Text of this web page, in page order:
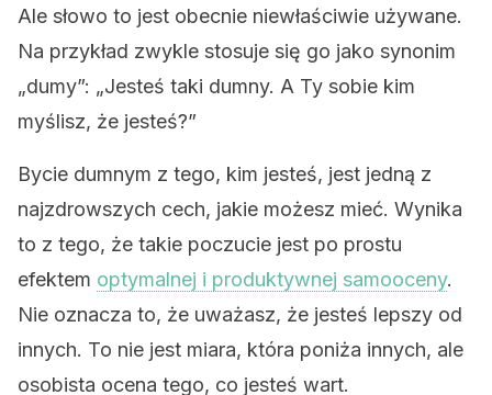
Ale słowo to jest obecnie niewłaściwie używane.
Na przykład zwykle stosuje się go jako synonim
„dumy”: „Jesteś taki dumny. A Ty sobie kim
myślisz, że jesteś?”
Bycie dumnym z tego, kim jesteś, jest jedną z
najzdrowszych cech, jakie możesz mieć. Wynika
to z tego, że takie poczucie jest po prostu
efektem optymalnej i produktywnej samooceny.
Nie oznacza to, że uważasz, że jesteś lepszy od
innych. To nie jest miara, która poniża innych, ale
osobista ocena tego, co jesteś wart.